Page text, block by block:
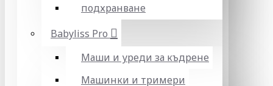
подхранване
Babyliss Pro
Маши и уреди за къдрене
Машинки и тримери